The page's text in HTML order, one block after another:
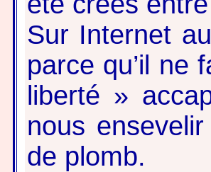
Sur Internet
parce qu’il ne
liberté »
nous
de plomb.